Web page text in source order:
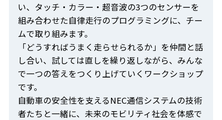
い、タッチ・カラー・超音波の3つのセンサーを
組み合わせた自律走行のプログラミングに、チー
ムで取り組みます。
「どうすればうまく走らせられるか」を仲間と話
し合い、試しては直しを繰り返しながら、みんな
で一つの答えをつくり上げていくワークショップ
です。
自動車の安全性を支えるNEC通信システムの技術
者たちと一緒に、未来のモビリティ社会を体感で